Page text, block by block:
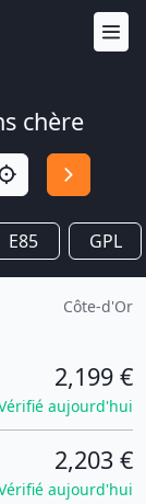
chère
E85 GPL
Côte-d'Or
2,199 €
aujourd'hui
2,203 €
aujourd'hui